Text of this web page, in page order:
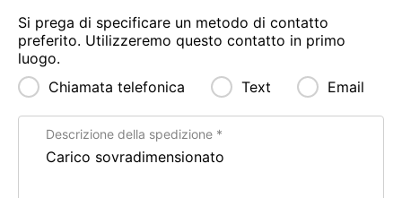
Si prega di specificare un metodo di contatto
preferito. Utilizzeremo questo contatto in primo
luogo.
Chiamata telefonica
Text Email
Descrizione della spedizione